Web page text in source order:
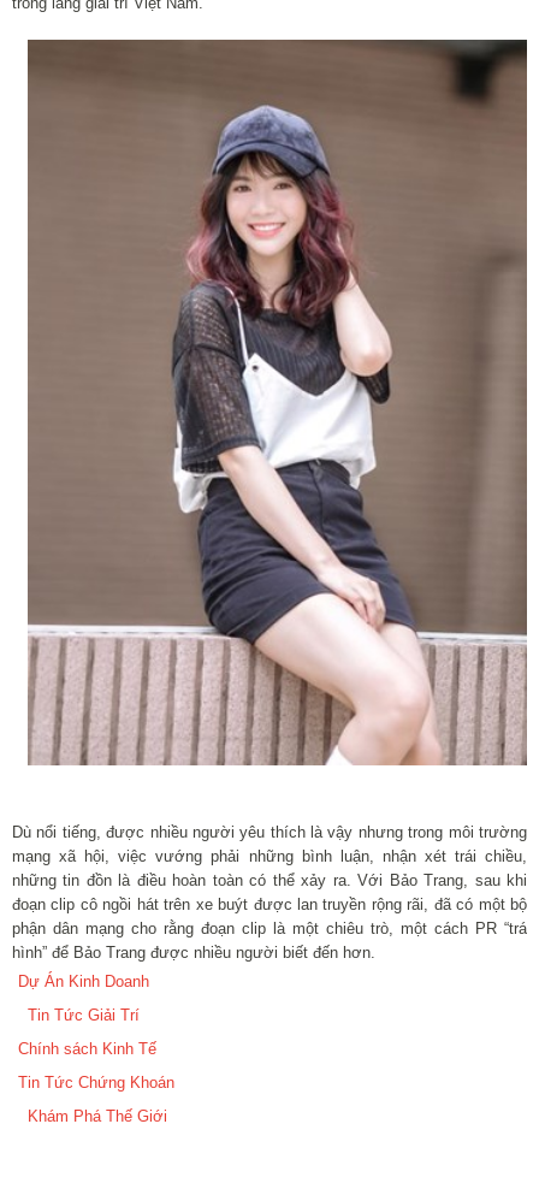
Dù nổi tiếng, được nhiều người yêu thích là vậy nhưng trong môi trường
mạng xã hội, việc vướng phải những bình luận, nhận xét trái chiều,
những tin đồn là điều hoàn toàn có thể xảy ra. Với Bảo Trang, sau khi
đoạn clip cô ngồi hát trên xe buýt được lan truyền rộng rãi, đã có một bộ
phận dân mạng cho rằng đoạn clip là một chiêu trò, một cách PR “trá
hình” để Bảo Trang được nhiều người biết đến hơn.
Dự Án Kinh Doanh
Tin Tức Giải Trí
Chính sách Kinh Tế
Tin Tức Chứng Khoán
Khám Phá Thế Giới